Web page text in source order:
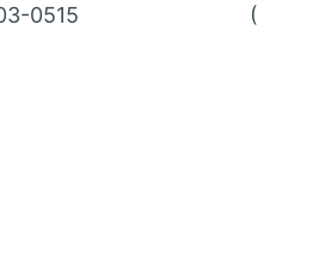
8003-0515 (